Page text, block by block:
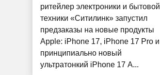
ритейлер электроники и бытовой
техники «Ситилинк» запустил
предзаказы на новые продукты
Apple: iPhone 17, iPhone 17 Pro и
принципиально новый
ультратонкий iPhone 17 A...